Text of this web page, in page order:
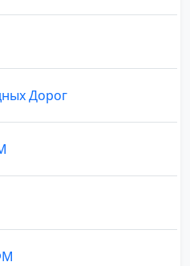
Дорог